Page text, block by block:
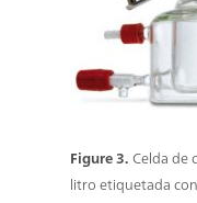
Figure 3.Celda de
litro etiquetada